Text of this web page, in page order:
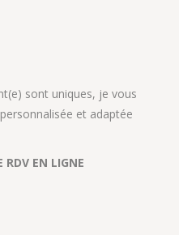
sont uniques, je vous
et adaptée
RDV EN LIGNE